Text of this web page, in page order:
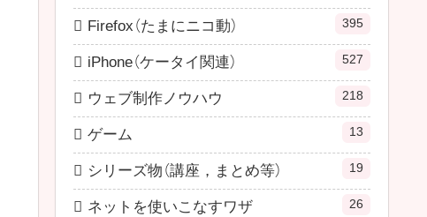
Firefox（たまにニコ動） 395
iPhone（ケータイ関連） 527
ウェブ制作ノウハウ 218
ゲーム 13
シリーズ物（講座，まとめ等） 19
ネットを使いこなすワザ 26